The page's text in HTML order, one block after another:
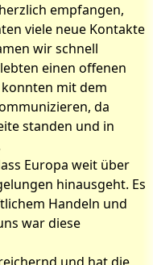
empfangen,
viele neue Kontakte
wir schnell
einen offenen
mit dem
da
standen und in
Europa weit über
hinausgeht. Es
Handeln und
war diese